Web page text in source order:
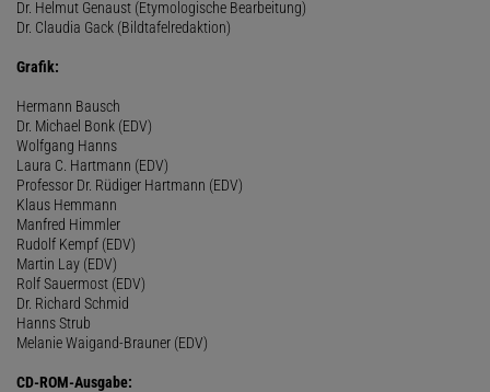
Dr. Helmut Genaust (Etymologische Bearbeitung)
Dr. Claudia Gack (Bildtafelredaktion)
Grafik:
Hermann Bausch
Dr. Michael Bonk (EDV)
Wolfgang Hanns
Laura C. Hartmann (EDV)
Professor Dr. Rüdiger Hartmann (EDV)
Klaus Hemmann
Manfred Himmler
Rudolf Kempf (EDV)
Martin Lay (EDV)
Rolf Sauermost (EDV)
Dr. Richard Schmid
Hanns Strub
Melanie Waigand-Brauner (EDV)
CD-ROM-Ausgabe: